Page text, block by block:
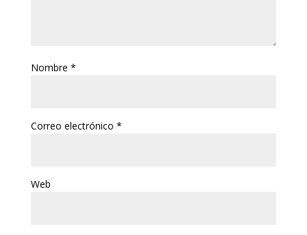
Nombre *
Correo electrónico *
Web